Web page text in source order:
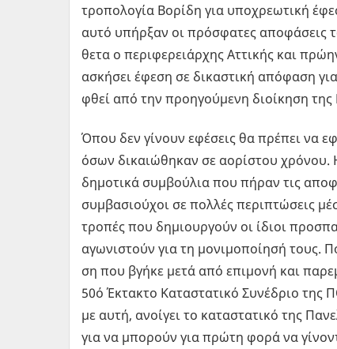
τρο­πο­λο­γία Βο­ρί­δη για υπο­χρε­ω­τι­κή
αυτό υπήρ­ξαν οι πρό­σφα­τες απο­φά­σεις
θε­τα ο πε­ρι­φε­ρειάρ­χης Ατ­τι­κής και
ασκή­σει έφεση σε δι­κα­στι­κή από­φα­ση
φθεί από την προη­γού­µε­νη διοί­κη­ση
Όπου δεν γί­νουν εφέ­σεις θα πρέ­πει να
όσων δι­καιώ­θη­καν σε αο­ρί­στου χρό­νου.
δη­µο­τι­κά συ­µβού­λια που πήραν τις
συ­µβα­σιού­χοι σε πολ­λές πε­ρι­πτώ­σεις
τρο­πές που δη­µιουρ­γούν οι ίδιοι
αγω­νι­στούν για τη µο­νι­µο­ποί­η­σή
ση που βγήκε µετά από επι­µο­νή και
50ό Έκτα­κτο Κα­τα­στα­τι­κό Συ­νέ­δριο
µε αυτή, ανοί­γει το κα­τα­στα­τι­κό της
για να µπο­ρούν για πρώτη φορά να